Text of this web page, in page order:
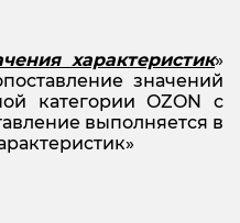
характеристик»
значений
категории OZON с
выполняется в